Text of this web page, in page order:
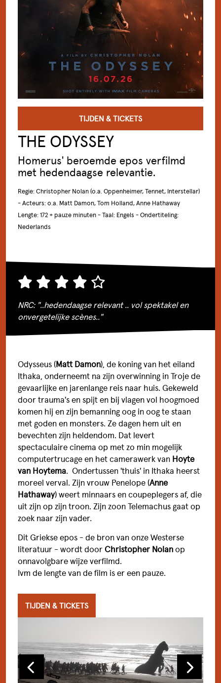
FILMTHEATER
STADSBRASSERIE
EVENTS
BIJ ONS EEN ZAAL HUREN
BEZOEKERSINFORMATIE & FAQ
BEREIKBAARHEID EN PARKEREN
FILMCLUB DE WITT
VERSTERK ONS TEAM
TIJDEN & TICKETS
THE ODYSSEY
Homerus' beroemde epos verfilmd
met hedendaagse relevantie.
Regie: Christopher Nolan (o.a. Oppenheimer, Tennet, Interstellar)
- Acteurs: o.a. Matt Damon, Tom Holland, Anne Hathaway
Lengte: 172 + pauze minuten - Taal: Engels - Ondertiteling:
Nederlands
NRC: "..hedendaagse relevant .. vol spektakel en
onvergetelijke scènes.."
Odysseus (Matt Damon), de koning van het eiland
Ithaka, onderneemt na zijn overwinning in Troje de
gevaarlijke en jarenlange reis naar huis. Gekeweld
door trauma's en spijt en bij vlagen vol hoogmoed
komen hij en zijn bemanning oog in oog te staan
met goden en monsters. Ze dagen hem uit en
bevechten zijn heldendom. Dat levert
spectaculaire cinema op met zo min mogelijk
computertrucage en het camerawerk van Hoyte
van Hoytema. Ondertussen 'thuis' in Ithaka heerst
moreel verval. Zijn vrouw Penelope (Anne
Hathaway) weert minnaars en coupeplegers af, die
uit zijn op zijn troon. Zijn zoon Telemachus gaat op
zoek naar zijn vader.
Dit Griekse epos - de bron van onze Westerse
literatuur - wordt doorChristopher Nolanop
onnavolgbare wijze verfilmd.
Ivm de lengte van de film is er een pauze.
TIJDEN & TICKETS
VORIGE